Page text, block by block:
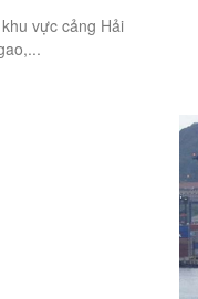
vực cảng Hải